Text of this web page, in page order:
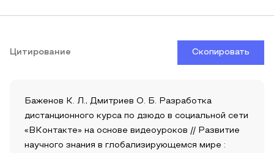
Цитирование Скопировать
Баженов К. Л., Дмитриев О. Б. Разработка
дистанционного курса по дзюдо в социальной сети
«ВКонтакте» на основе видеоуроков // Развитие
научного знания в глобализирующемся мире :